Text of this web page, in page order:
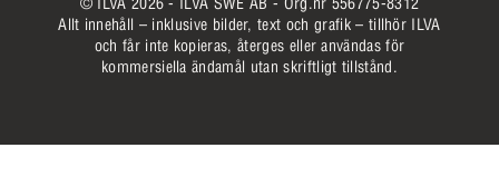
Allt innehåll – inklusive bilder, text och grafik – tillhör ILVA
och får inte kopieras, återges eller användas för
kommersiella ändamål utan skriftligt tillstånd.